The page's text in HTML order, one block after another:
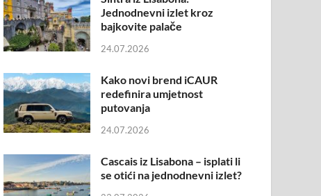
Jednodnevni izlet kroz
bajkovite palače
24.07.2026
Kako novi brend iCAUR
redefinira umjetnost
putovanja
24.07.2026
Cascais iz Lisabona – isplati li
se otići na jednodnevni izlet?